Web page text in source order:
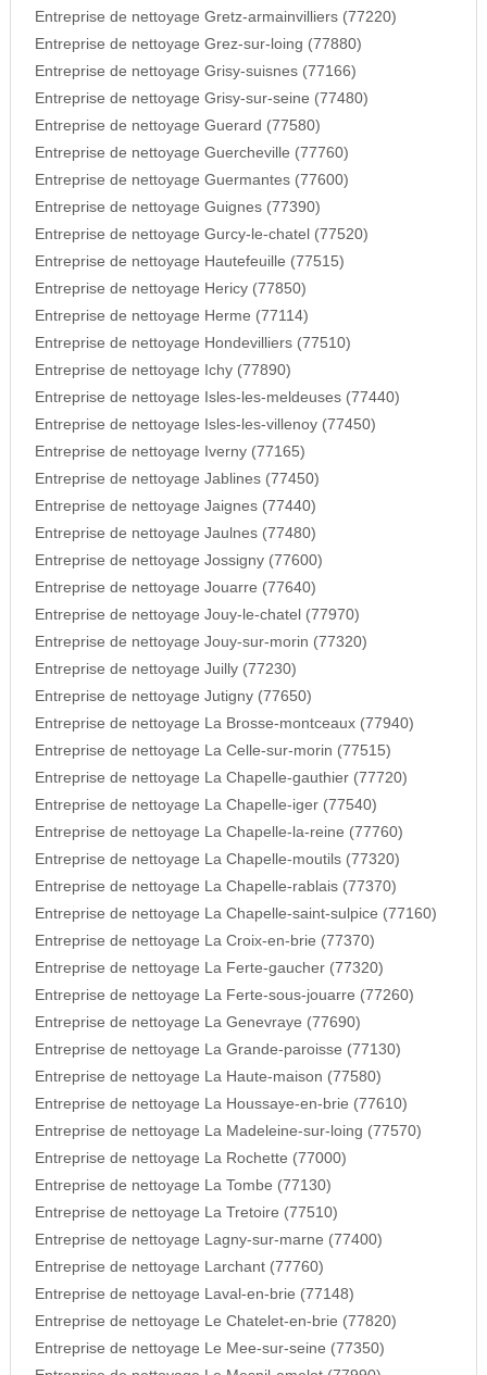
Entreprise de nettoyage Gretz-armainvilliers (77220)
Entreprise de nettoyage Grez-sur-loing (77880)
Entreprise de nettoyage Grisy-suisnes (77166)
Entreprise de nettoyage Grisy-sur-seine (77480)
Entreprise de nettoyage Guerard (77580)
Entreprise de nettoyage Guercheville (77760)
Entreprise de nettoyage Guermantes (77600)
Entreprise de nettoyage Guignes (77390)
Entreprise de nettoyage Gurcy-le-chatel (77520)
Entreprise de nettoyage Hautefeuille (77515)
Entreprise de nettoyage Hericy (77850)
Entreprise de nettoyage Herme (77114)
Entreprise de nettoyage Hondevilliers (77510)
Entreprise de nettoyage Ichy (77890)
Entreprise de nettoyage Isles-les-meldeuses (77440)
Entreprise de nettoyage Isles-les-villenoy (77450)
Entreprise de nettoyage Iverny (77165)
Entreprise de nettoyage Jablines (77450)
Entreprise de nettoyage Jaignes (77440)
Entreprise de nettoyage Jaulnes (77480)
Entreprise de nettoyage Jossigny (77600)
Entreprise de nettoyage Jouarre (77640)
Entreprise de nettoyage Jouy-le-chatel (77970)
Entreprise de nettoyage Jouy-sur-morin (77320)
Entreprise de nettoyage Juilly (77230)
Entreprise de nettoyage Jutigny (77650)
Entreprise de nettoyage La Brosse-montceaux (77940)
Entreprise de nettoyage La Celle-sur-morin (77515)
Entreprise de nettoyage La Chapelle-gauthier (77720)
Entreprise de nettoyage La Chapelle-iger (77540)
Entreprise de nettoyage La Chapelle-la-reine (77760)
Entreprise de nettoyage La Chapelle-moutils (77320)
Entreprise de nettoyage La Chapelle-rablais (77370)
Entreprise de nettoyage La Chapelle-saint-sulpice (77160)
Entreprise de nettoyage La Croix-en-brie (77370)
Entreprise de nettoyage La Ferte-gaucher (77320)
Entreprise de nettoyage La Ferte-sous-jouarre (77260)
Entreprise de nettoyage La Genevraye (77690)
Entreprise de nettoyage La Grande-paroisse (77130)
Entreprise de nettoyage La Haute-maison (77580)
Entreprise de nettoyage La Houssaye-en-brie (77610)
Entreprise de nettoyage La Madeleine-sur-loing (77570)
Entreprise de nettoyage La Rochette (77000)
Entreprise de nettoyage La Tombe (77130)
Entreprise de nettoyage La Tretoire (77510)
Entreprise de nettoyage Lagny-sur-marne (77400)
Entreprise de nettoyage Larchant (77760)
Entreprise de nettoyage Laval-en-brie (77148)
Entreprise de nettoyage Le Chatelet-en-brie (77820)
Entreprise de nettoyage Le Mee-sur-seine (77350)